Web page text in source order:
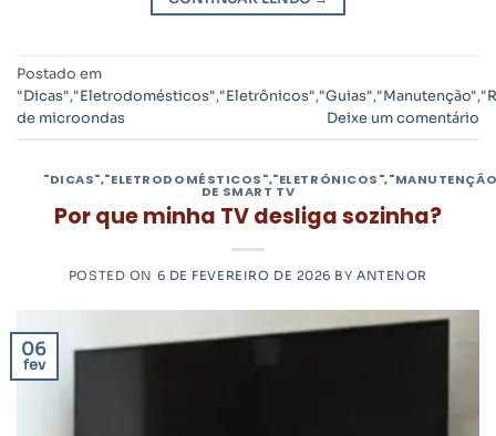
Postado em
"Dicas","Eletrodomésticos","Eletrônicos","Guias","Manutenção",
de microondas
Deixe um comentário
"DICAS","ELETRODOMÉSTICOS","ELETRÔNICOS",
DE SMART TV
Por que minha TV desliga sozinha?
POSTED ON 6 DE FEVEREIRO DE 2026 BYANTENOR
06
fev